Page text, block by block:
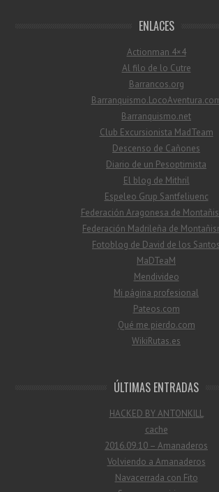
ENLACES
Actionman 4×4
Al filo de lo Cutre
Barrancos.org
Barranquismo.net
Club Excursionista MadTeam
Descenso de Cañones
Diario de un Pesoptimista
El blog de Mithril
Espeleo Grup Santfeliuenc
Federación Aragonesa de
Federación Madrileña de
Fotoblog de David de los Santos
MaDTeaM
Mendivideo
Mi página profesional
Pateos.com
Qué me pierdo.com
WikiRutas.es
ÚLTIMAS ENTRADAS
HACKED BY ANTONKILL
cache
2016.09.10 – Amanaderos
Volviendo a Amanaderos
Navacerrada con Fito